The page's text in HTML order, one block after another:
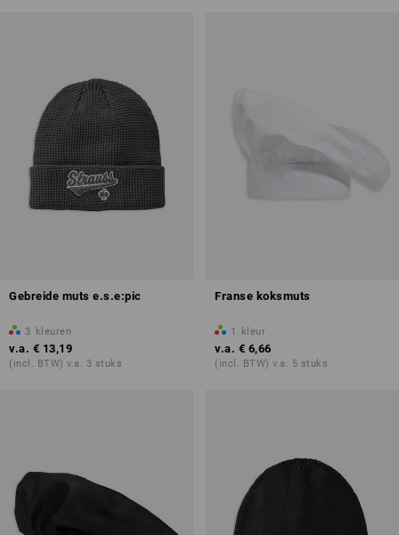
Gebreide muts e.s.e:pic
3 kleuren
v.a. € 13,19
(incl. BTW) v.a. 3 stuks
Franse koksmuts
1 kleur
v.a. € 6,66
(incl. BTW) v.a. 5 stuks